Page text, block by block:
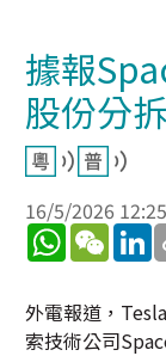
據報
股份分
16/5/2026 12:25
WhatsApp
外電報道，
索技術公司